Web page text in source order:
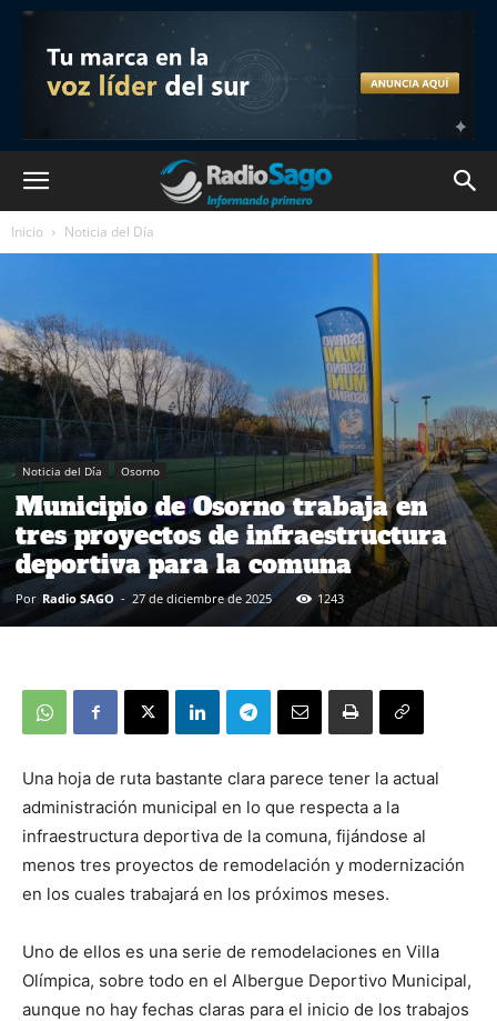
Inicio Noticia del Día
Noticia del Día Osorno
Municipio de Osorno trabaja en
tres proyectos de infraestructura
deportiva para la comuna
Por Radio SAGO - 27 de diciembre de 2025 1243
Una hoja de ruta bastante clara parece tener la actual
administración municipal en lo que respecta a la
infraestructura deportiva de la comuna, fijándose al
menos tres proyectos de remodelación y modernización
en los cuales trabajará en los próximos meses.
Uno de ellos es una serie de remodelaciones en Villa
Olímpica, sobre todo en el Albergue Deportivo Municipal,
aunque no hay fechas claras para el inicio de los trabajos